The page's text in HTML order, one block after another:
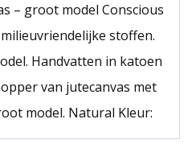
– groot model Conscious
stoffen.
Handvatten in katoen
van jutecanvas met
model. Natural Kleur: